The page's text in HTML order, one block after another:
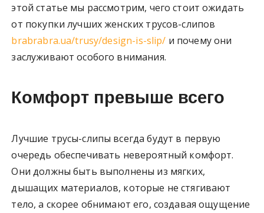
этой статье мы рассмотрим, чего стоит ожидать
от покупки лучших женских трусов-слипов
brabrabra.ua/trusy/design-is-slip/ и почему они
заслуживают особого внимания.
Комфорт превыше всего
Лучшие трусы-слипы всегда будут в первую
очередь обеспечивать невероятный комфорт.
Они должны быть выполнены из мягких,
дышащих материалов, которые не стягивают
тело, а скорее обнимают его, создавая ощущение